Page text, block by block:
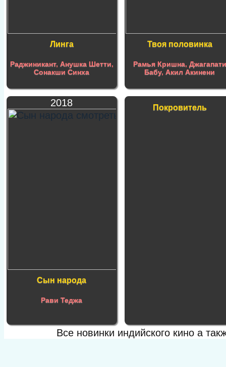
Линга
Раджиникант, Анушка Шетти,
Сонакши Синха
Твоя половинка
Рамья Кришна, Джагапати
Бабу,Акил Акинени
2018
Сын народа
Рави Теджа
Покровитель
Все новинки индийского кино а